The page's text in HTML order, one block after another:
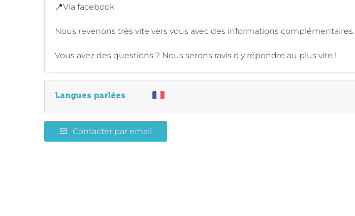
📍Via facebook
Nous revenons très vite vers vous avec des informations complémentaires.
Vous avez des questions ? Nous serons ravis d'y répondre au plus vite !
Langues parlées
Contacter par email